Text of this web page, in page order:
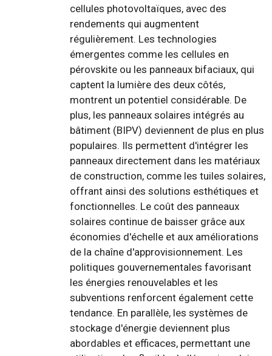
cellules photovoltaïques, avec des
rendements qui augmentent
régulièrement. Les technologies
émergentes comme les cellules en
pérovskite ou les panneaux bifaciaux, qui
captent la lumière des deux côtés,
montrent un potentiel considérable. De
plus, les panneaux solaires intégrés au
bâtiment (BIPV) deviennent de plus en plus
populaires. Ils permettent d'intégrer les
panneaux directement dans les matériaux
de construction, comme les tuiles solaires,
offrant ainsi des solutions esthétiques et
fonctionnelles. Le coût des panneaux
solaires continue de baisser grâce aux
économies d'échelle et aux améliorations
de la chaîne d'approvisionnement. Les
politiques gouvernementales favorisant
les énergies renouvelables et les
subventions renforcent également cette
tendance. En parallèle, les systèmes de
stockage d'énergie deviennent plus
abordables et efficaces, permettant une